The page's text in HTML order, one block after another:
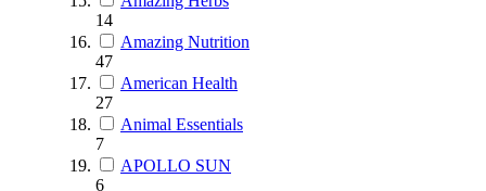
14
Amazing Nutrition
47
American Health
27
Animal Essentials
7
APOLLO SUN
6